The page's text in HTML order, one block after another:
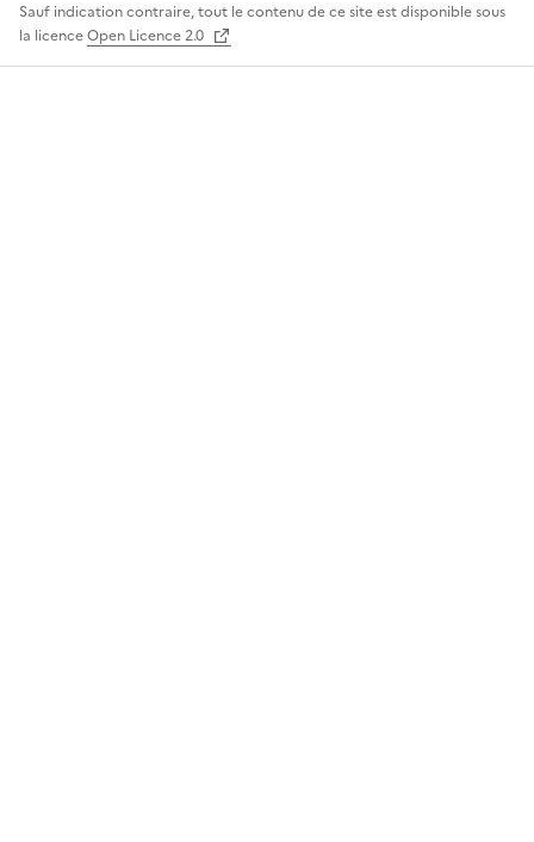
Sauf indication contraire, tout le contenu de ce site est disponible sous
la licenceOpen Licence 2.0